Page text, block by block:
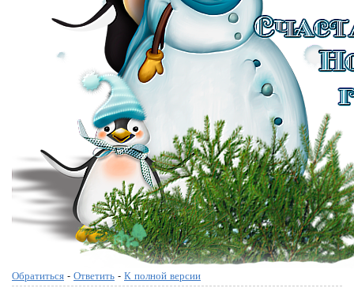
Обратиться - Ответить - К полной версии